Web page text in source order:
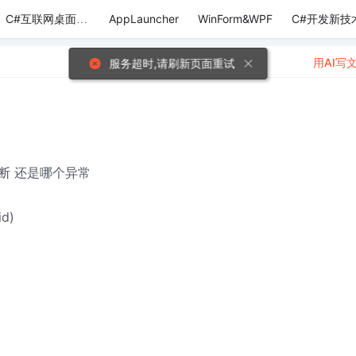
C#互联网桌面应用 AppLauncher WinForm&WPF C#开发新技
还是哪个异常
用AI写
服务超时,请刷新页面重试